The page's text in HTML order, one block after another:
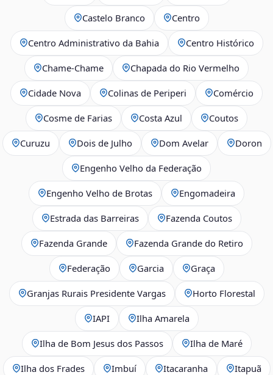
Castelo Branco Centro
Centro Administrativo da Bahia Centro Histórico
Chame-Chame Chapada do Rio Vermelho
Cidade Nova Colinas de Periperi Comércio
Cosme de Farias Costa Azul Coutos
Curuzu Dois de Julho Dom Avelar Doron
Engenho Velho da Federação
Engenho Velho de Brotas Engomadeira
Estrada das Barreiras Fazenda Coutos
Fazenda Grande Fazenda Grande do Retiro
Federação Garcia Graça
Granjas Rurais Presidente Vargas Horto Florestal
IAPI Ilha Amarela
Ilha de Bom Jesus dos Passos Ilha de Maré
Ilha dos Frades Imbuí Itacaranha Itapuã